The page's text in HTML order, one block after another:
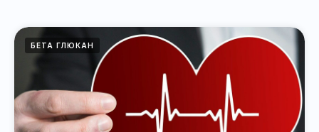
БЕТА ГЛЮКАН